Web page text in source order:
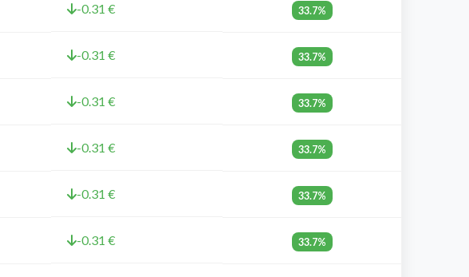
-0.31 € 33.7%
-0.31 € 33.7%
-0.31 € 33.7%
-0.31 € 33.7%
-0.31 € 33.7%
-0.31 € 33.7%